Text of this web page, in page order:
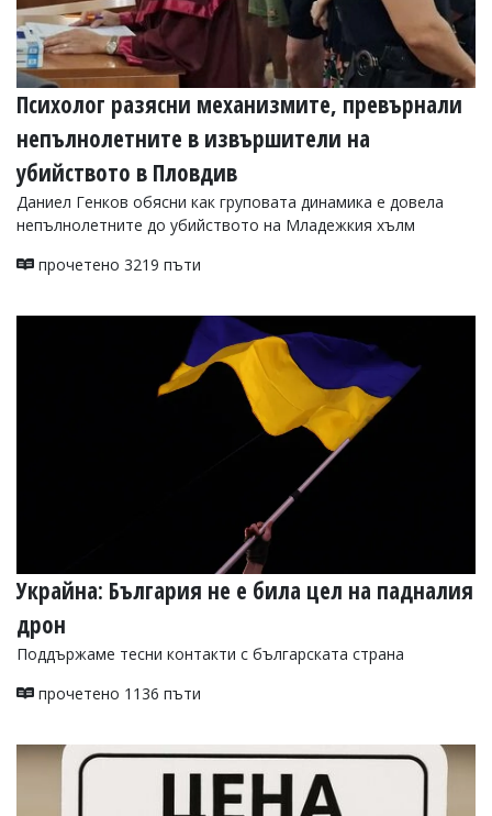
носи
отговорност
за
тях!
Ако
откриете
обиден
за
вас
коментар,
моля
сигнализирайте
Психолог разясни механизмите, превърнали
непълнолетните в извършители на
убийството в Пловдив
Даниел Генков обясни как груповата динамика е довела
непълнолетните до убийството на Младежкия хълм
прочетено 3219 пъти
Украйна: България не е била цел на падналия
дрон
Поддържаме тесни контакти с българската страна
прочетено 1136 пъти